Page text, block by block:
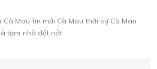
Cà Mau tin mới Cà Mau thời sự Cà Mau
tạm nhà dột nát